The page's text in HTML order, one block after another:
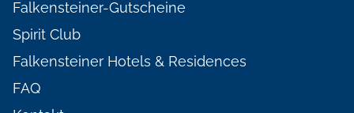
Falkensteiner-Gutscheine
Spirit Club
Falkensteiner Hotels & Residences
FAQ